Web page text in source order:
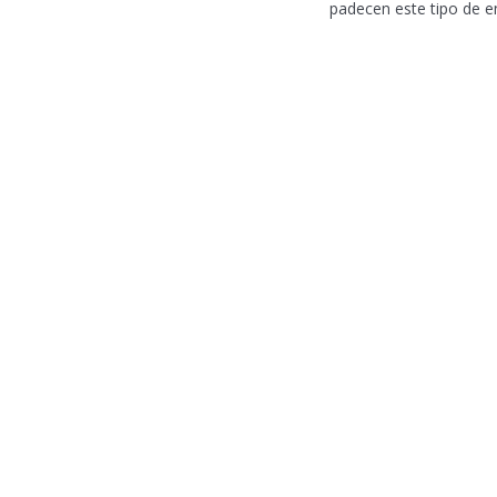
padecen este tipo de